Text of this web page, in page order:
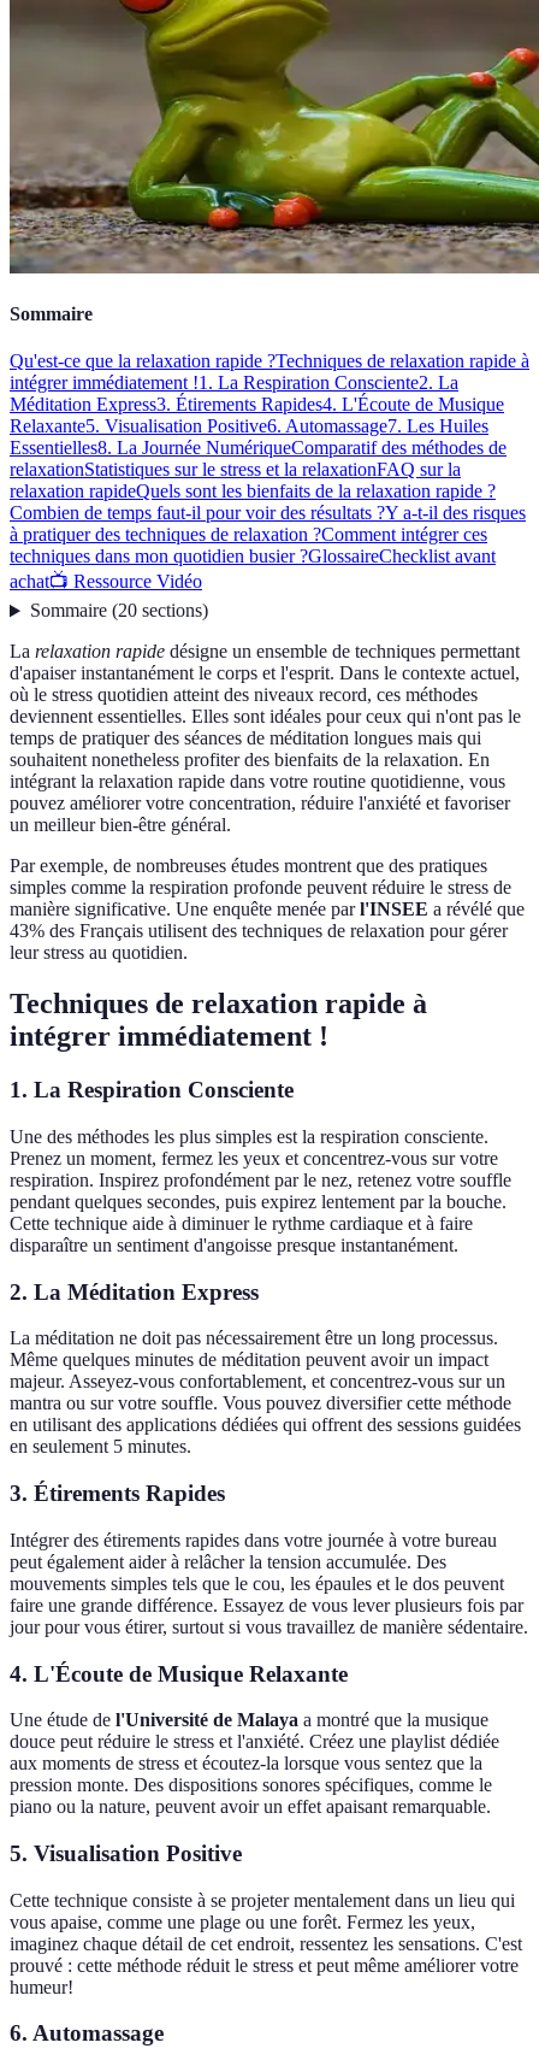
Sommaire
Qu'est-ce que la relaxation rapide ?Techniques de relaxation rapide à
intégrer immédiatement !1. La Respiration Consciente2. La
Méditation Express3. Étirements Rapides4. L'Écoute de Musique
Relaxante5. Visualisation Positive6. Automassage7. Les Huiles
Essentielles8. La Journée NumériqueComparatif des méthodes de
relaxationStatistiques sur le stress et la relaxationFAQ sur la
relaxation rapideQuels sont les bienfaits de la relaxation rapide ?
Combien de temps faut-il pour voir des résultats ?Y a-t-il des risques
à pratiquer des techniques de relaxation ?Comment intégrer ces
techniques dans mon quotidien busier ?GlossaireChecklist avant
achat📺 Ressource Vidéo
Sommaire(20 sections)
La relaxation rapide désigne un ensemble de techniques permettant
d'apaiser instantanément le corps et l'esprit. Dans le contexte actuel,
où le stress quotidien atteint des niveaux record, ces méthodes
deviennent essentielles. Elles sont idéales pour ceux qui n'ont pas le
temps de pratiquer des séances de méditation longues mais qui
souhaitent nonetheless profiter des bienfaits de la relaxation. En
intégrant la relaxation rapide dans votre routine quotidienne, vous
pouvez améliorer votre concentration, réduire l'anxiété et favoriser
un meilleur bien-être général.
Par exemple, de nombreuses études montrent que des pratiques
simples comme la respiration profonde peuvent réduire le stress de
manière significative. Une enquête menée parl'INSEE a révélé que
43% des Français utilisent des techniques de relaxation pour gérer
leur stress au quotidien.
Techniques de relaxation rapide à
intégrer immédiatement !
1. La Respiration Consciente
Une des méthodes les plus simples est la respiration consciente.
Prenez un moment, fermez les yeux et concentrez-vous sur votre
respiration. Inspirez profondément par le nez, retenez votre souffle
pendant quelques secondes, puis expirez lentement par la bouche.
Cette technique aide à diminuer le rythme cardiaque et à faire
disparaître un sentiment d'angoisse presque instantanément.
2. La Méditation Express
La méditation ne doit pas nécessairement être un long processus.
Même quelques minutes de méditation peuvent avoir un impact
majeur. Asseyez-vous confortablement, et concentrez-vous sur un
mantra ou sur votre souffle. Vous pouvez diversifier cette méthode
en utilisant des applications dédiées qui offrent des sessions guidées
en seulement 5 minutes.
3. Étirements Rapides
Intégrer des étirements rapides dans votre journée à votre bureau
peut également aider à relâcher la tension accumulée. Des
mouvements simples tels que le cou, les épaules et le dos peuvent
faire une grande différence. Essayez de vous lever plusieurs fois par
jour pour vous étirer, surtout si vous travaillez de manière sédentaire.
4. L'Écoute de Musique Relaxante
Une étude de l'Université de Malaya a montré que la musique
douce peut réduire le stress et l'anxiété. Créez une playlist dédiée
aux moments de stress et écoutez-la lorsque vous sentez que la
pression monte. Des dispositions sonores spécifiques, comme le
piano ou la nature, peuvent avoir un effet apaisant remarquable.
5. Visualisation Positive
Cette technique consiste à se projeter mentalement dans un lieu qui
vous apaise, comme une plage ou une forêt. Fermez les yeux,
imaginez chaque détail de cet endroit, ressentez les sensations. C'est
prouvé : cette méthode réduit le stress et peut même améliorer votre
humeur!
6. Automassage